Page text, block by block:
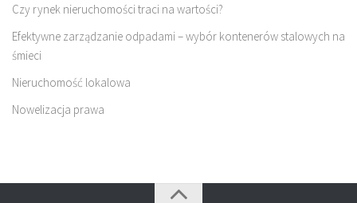
Czy rynek nieruchomości traci na wartości?
Efektywne zarządzanie odpadami – wybór kontenerów stalowych na
śmieci
Nieruchomość lokalowa
Nowelizacja prawa